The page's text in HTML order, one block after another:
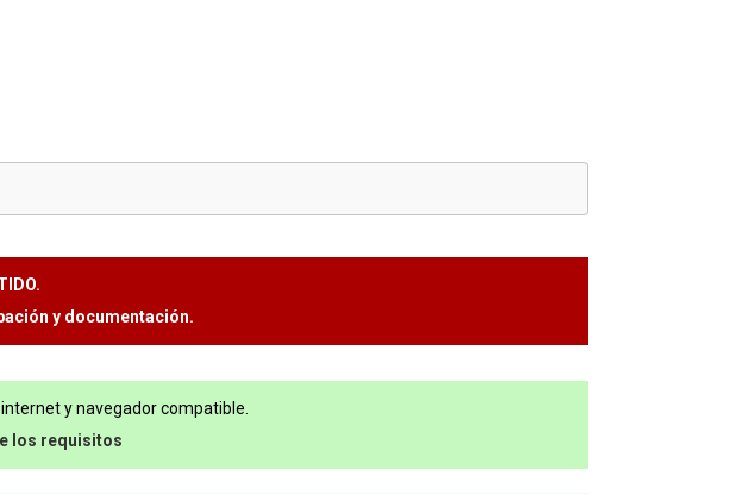
y documentación.
y navegador compatible.
los requisitos